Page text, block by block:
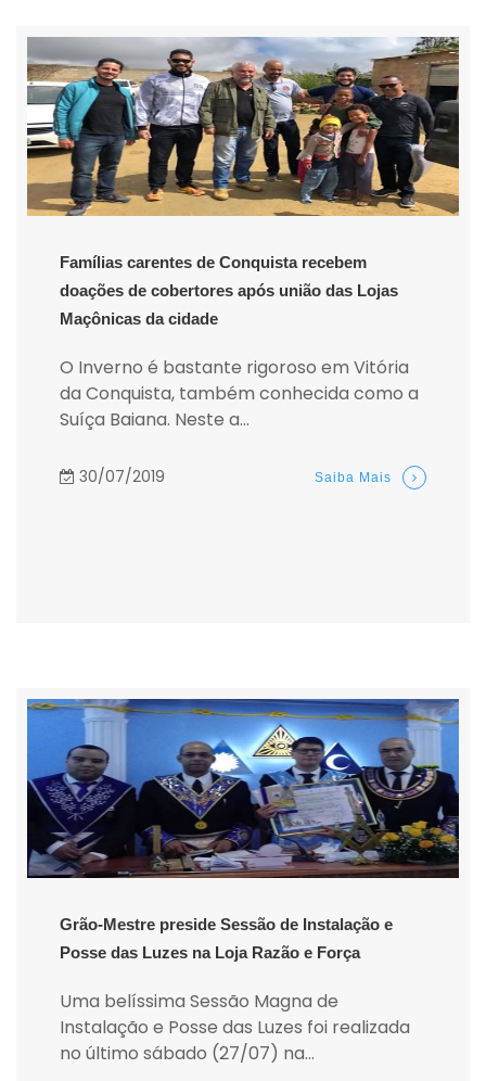
Famílias carentes de Conquista recebem
doações de cobertores após união das Lojas
Maçônicas da cidade
O Inverno é bastante rigoroso em Vitória
da Conquista, também conhecida como a
Suíça Baiana. Neste a...
30/07/2019 Saiba Mais
Grão-Mestre preside Sessão de Instalação e
Posse das Luzes na Loja Razão e Força
Uma belíssima Sessão Magna de
Instalação e Posse das Luzes foi realizada
no último sábado (27/07) na...